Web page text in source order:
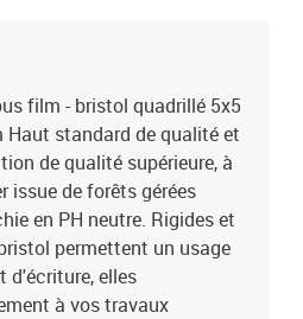
film - bristol quadrillé 5x5
Haut standard de qualité et
de qualité supérieure, à
issue de forêts gérées
en PH neutre. Rigides et
permettent un usage
d'écriture, elles
à vos travaux